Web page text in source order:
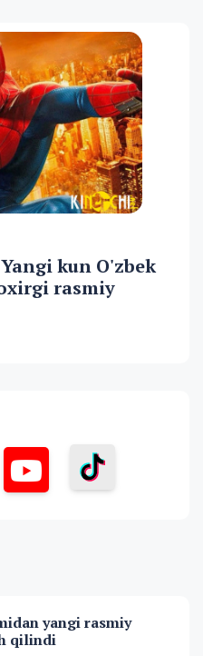
kun O'zbek
rasmiy
yangi rasmiy
qilindi